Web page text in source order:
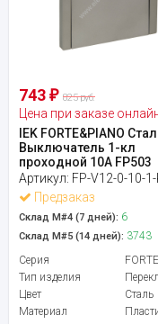
743 ₽ 825 руб.
Цена при заказе
IEK FORTE&PIANO
Выключатель 1-кл
проходной 10А FP503
Артикул: FP-V12-0-10-
Предзаказ
Склад М#4 (7 дней): 6
Склад М#5 (14 дней): 3743
Серия
Тип изделия
Цвет
Сталь
Материал